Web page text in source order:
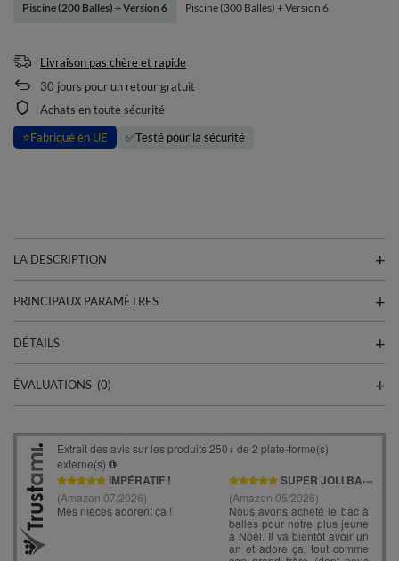
Piscine (200 Balles) + Version 6 Piscine (300 Balles) + Version 6
Livraison pas chère et rapide
30 jours pour un retour gratuit
Achats en toute sécurité
⭐Fabriqué en UE ✅Testé pour la sécurité
LA DESCRIPTION
PRINCIPAUX PARAMÈTRES
DÉTAILS
ÉVALUATIONS (0)